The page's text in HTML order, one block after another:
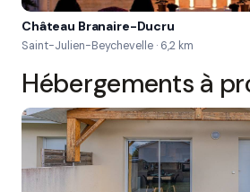
Château Branaire-Ducru
Saint-Julien-Beychevelle · 6,2 km
Hébergements à